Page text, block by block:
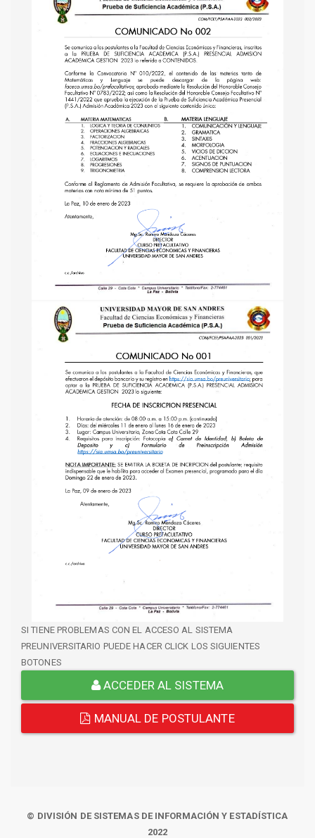
SI TIENE PROBLEMAS CON EL ACCESO AL SISTEMA
PREUNIVERSITARIO PUEDE HACER CLICK LOS SIGUIENTES
BOTONES
ACCEDER AL SISTEMA
MANUAL DE POSTULANTE
© DIVISIÓN DE SISTEMAS DE INFORMACIÓN Y ESTADÍSTICA
2022